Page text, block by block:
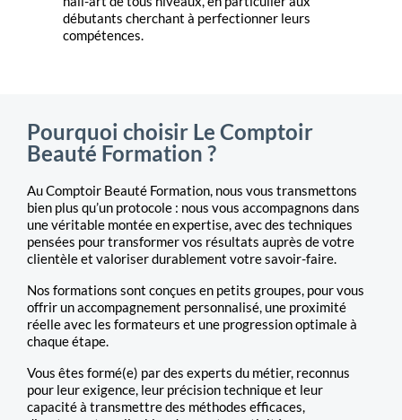
débutants cherchant à perfectionner leurs
compétences.
Pourquoi choisir Le Comptoir
Beauté Formation ?
Au Comptoir Beauté Formation, nous vous transmettons
bien plus qu’un protocole : nous vous accompagnons dans
une véritable montée en expertise, avec des techniques
pensées pour transformer vos résultats auprès de votre
clientèle et valoriser durablement votre savoir-faire.
Nos formations sont conçues en petits groupes, pour vous
offrir un accompagnement personnalisé, une proximité
réelle avec les formateurs et une progression optimale à
chaque étape.
Vous êtes formé(e) par des experts du métier, reconnus
pour leur exigence, leur précision technique et leur
capacité à transmettre des méthodes efficaces,